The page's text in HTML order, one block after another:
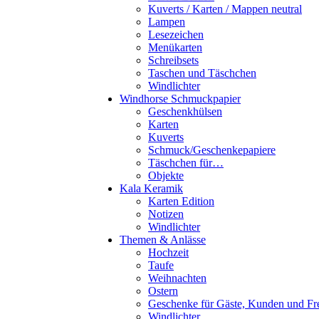
Kuverts / Karten / Mappen neutral
Lampen
Lesezeichen
Menükarten
Schreibsets
Taschen und Täschchen
Windlichter
Windhorse Schmuckpapier
Geschenkhülsen
Karten
Kuverts
Schmuck/Geschenkepapiere
Täschchen für…
Objekte
Kala Keramik
Karten Edition
Notizen
Windlichter
Themen & Anlässe
Hochzeit
Taufe
Weihnachten
Ostern
Geschenke für Gäste, Kunden und
Windlichter